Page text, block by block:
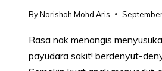
ByNorishah Mohd Aris
Rasa nak menangis
payudara sakit! berdenyut-